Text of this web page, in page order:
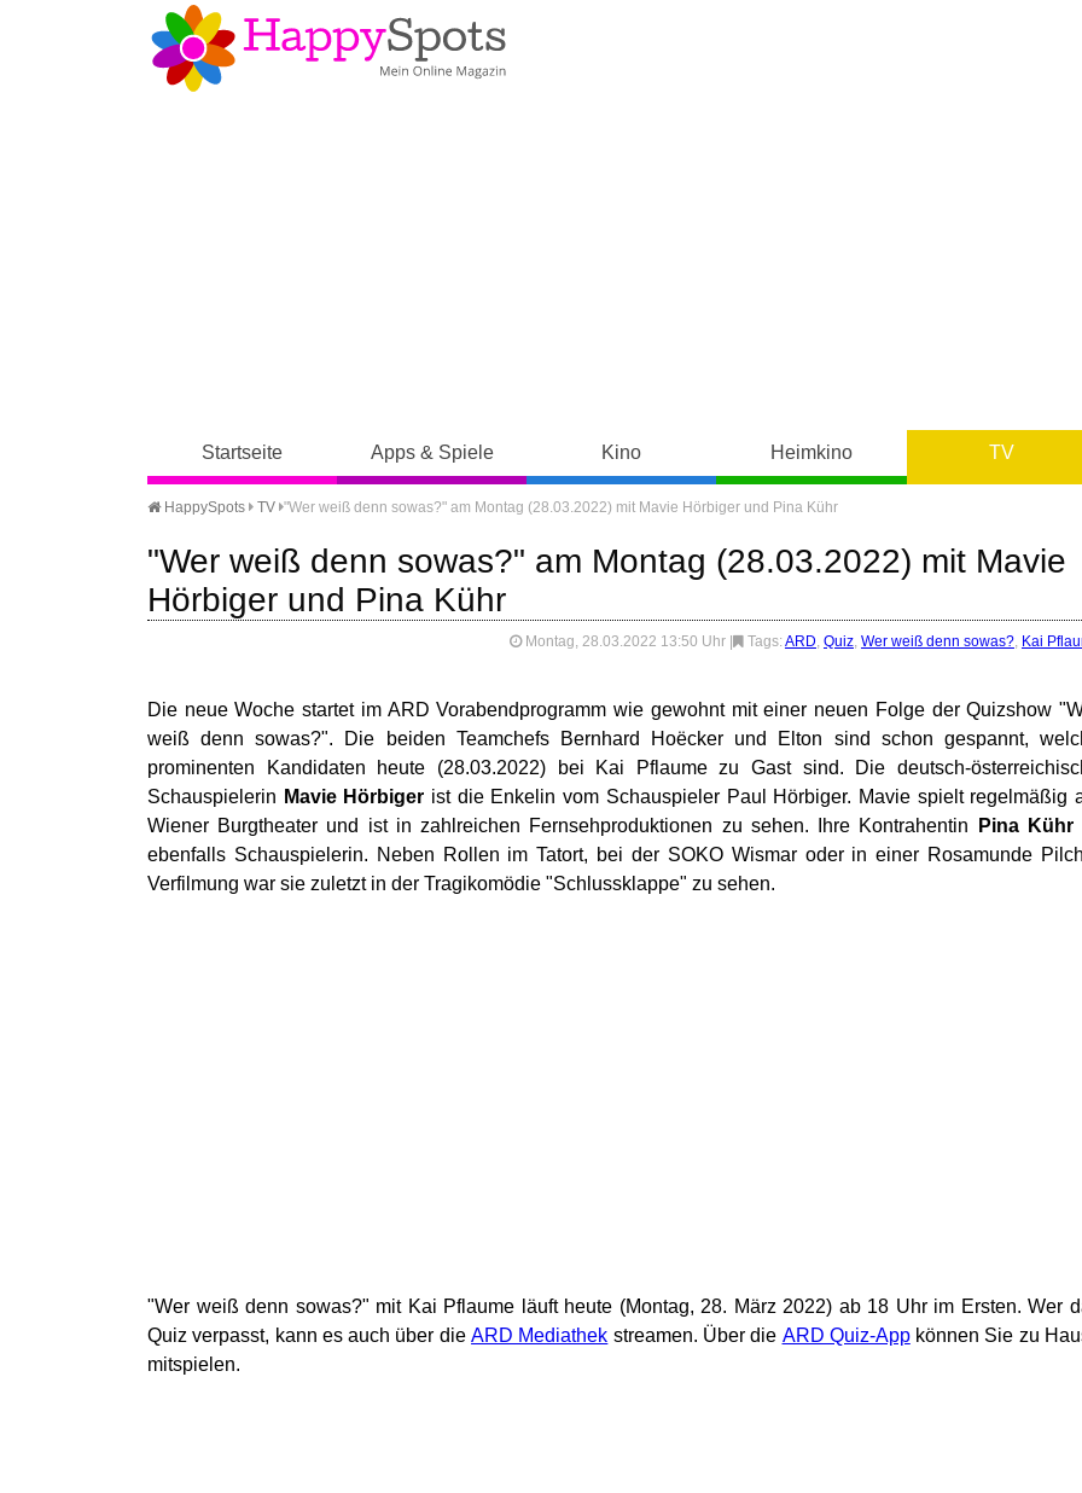
Startseite Apps & Spiele Kino Heimkino TV
HappySpots TV "Wer weiß denn sowas?" am Montag (28.03.2022) mit Mavie Hörbiger und Pina Kühr
"Wer weiß denn sowas?" am Montag (28.03.2022) mit Mavie
Hörbiger und Pina Kühr
Montag, 28.03.2022 13:50 Uhr Tags: ARD, Quiz, Wer weiß denn sowas?, Kai
Die neue Woche startet im ARD Vorabendprogramm wie gewohnt mit einer neuen Folge der Quizshow
weiß denn sowas?". Die beiden Teamchefs Bernhard Hoëcker und Elton sind schon gespannt,
prominenten Kandidaten heute (28.03.2022) bei Kai Pflaume zu Gast sind. Die deutsch-
Schauspielerin Mavie Hörbiger ist die Enkelin vom Schauspieler Paul Hörbiger. Mavie spielt regelmäßig
Wiener Burgtheater und ist in zahlreichen Fernsehproduktionen zu sehen. Ihre Kontrahentin
Pina Kühr
ebenfalls Schauspielerin. Neben Rollen im Tatort, bei der SOKO Wismar oder in einer Rosamunde
Verfilmung war sie zuletzt in der Tragikomödie "Schlussklappe" zu sehen.
"Wer weiß denn sowas?" mit Kai Pflaume läuft heute (Montag, 28. März 2022) ab 18 Uhr im Ersten. Wer
Quiz verpasst, kann es auch über dieARD Mediathek streamen. Über die ARD Quiz-Appkönnen Sie zu
mitspielen.